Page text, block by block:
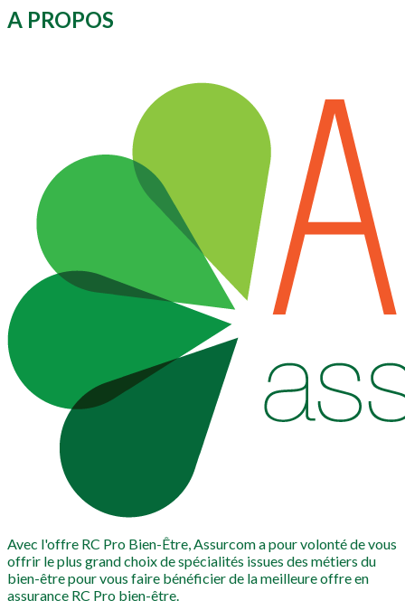
A PROPOS
Avec l'offre RC Pro Bien-Être, Assurcom a pour volonté de vous
offrir le plus grand choix de spécialités issues des métiers du
bien-être pour vous faire bénéficier de la meilleure offre en
assurance RC Pro bien-être.